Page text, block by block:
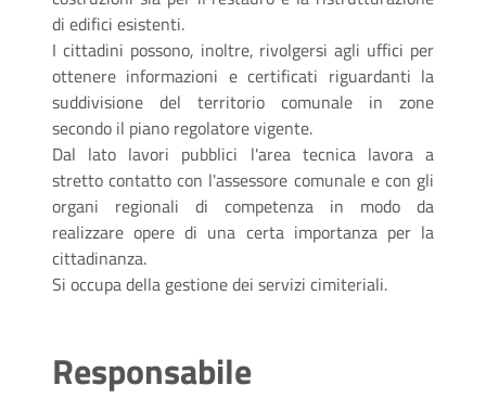
di edifici esistenti.
I cittadini possono, inoltre, rivolgersi agli uffici per
ottenere informazioni e certificati riguardanti la
suddivisione del territorio comunale in zone
secondo il piano regolatore vigente.
Dal lato lavori pubblici l'area tecnica lavora a
stretto contatto con l'assessore comunale e con gli
organi regionali di competenza in modo da
realizzare opere di una certa importanza per la
cittadinanza.
Si occupa della gestione dei servizi cimiteriali.
Responsabile